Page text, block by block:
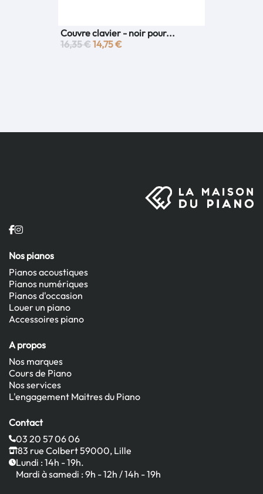
Couvre clavier - noir pour...
16,35 €14,75 €
Nos pianos
Pianos acoustiques
Pianos numériques
Pianos d'occasion
Louer un piano
Accessoires piano
A propos
Nos marques
Cours de Piano
Nos services
L'engagement Maitres du Piano
Contact
03 20 57 06 06
83 rue Colbert 59000, Lille
Lundi : 14h - 19h.
Mardi à samedi : 9h - 12h / 14h - 19h